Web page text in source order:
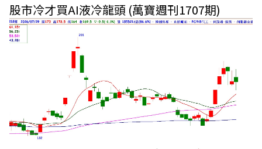
股市冷才買AI液冷龍頭 (萬寶週刊1707期)